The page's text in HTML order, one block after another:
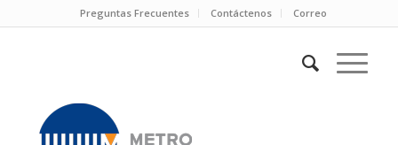
Preguntas Frecuentes Contáctenos Correo